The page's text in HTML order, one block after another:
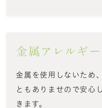
金属アレルギ
金属を使用しないため
ともありませので安心
きます。